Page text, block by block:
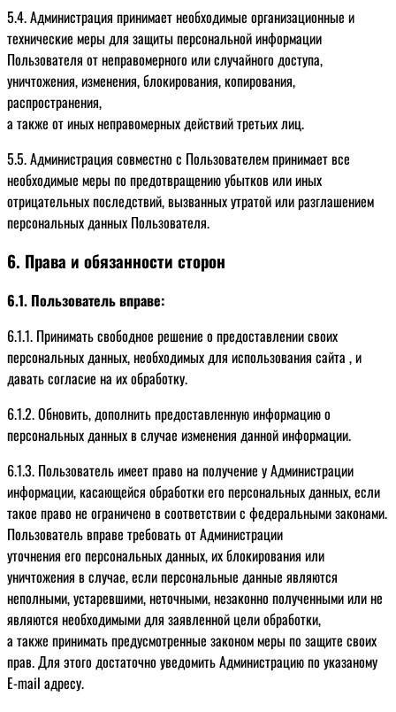
5.4. Администрация принимает необходимые организационные и
технические меры для защиты персональной информации
Пользователя от неправомерного или случайного доступа,
уничтожения, изменения, блокирования, копирования,
распространения,
а также от иных неправомерных действий третьих лиц.
5.5. Администрация совместно с Пользователем принимает все
необходимые меры по предотвращению убытков или иных
отрицательных последствий, вызванных утратой или разглашением
персональных данных Пользователя.
6. Права и обязанности сторон
6.1. Пользователь вправе:
6.1.1. Принимать свободное решение о предоставлении своих
персональных данных, необходимых для использования сайта , и
давать согласие на их обработку.
6.1.2. Обновить, дополнить предоставленную информацию о
персональных данных в случае изменения данной информации.
6.1.3. Пользователь имеет право на получение у Администрации
информации, касающейся обработки его персональных данных, если
такое право не ограничено в соответствии с федеральными законами.
Пользователь вправе требовать от Администрации
уточнения его персональных данных, их блокирования или
уничтожения в случае, если персональные данные являются
неполными, устаревшими, неточными, незаконно полученными или не
являются необходимыми для заявленной цели обработки,
а также принимать предусмотренные законом меры по защите своих
прав. Для этого достаточно уведомить Администрацию по указаному
E-mail адресу.